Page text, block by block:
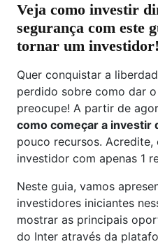
Veja como investir
segurança com este
tornar um investidor!
Quer conquistar a
perdido sobre como dar
preocupe! A partir de
como começar a investir
pouco recursos.
investidor com apenas 1
Neste guia, vamos
investidores iniciantes
mostrar as principais
do Inter através da